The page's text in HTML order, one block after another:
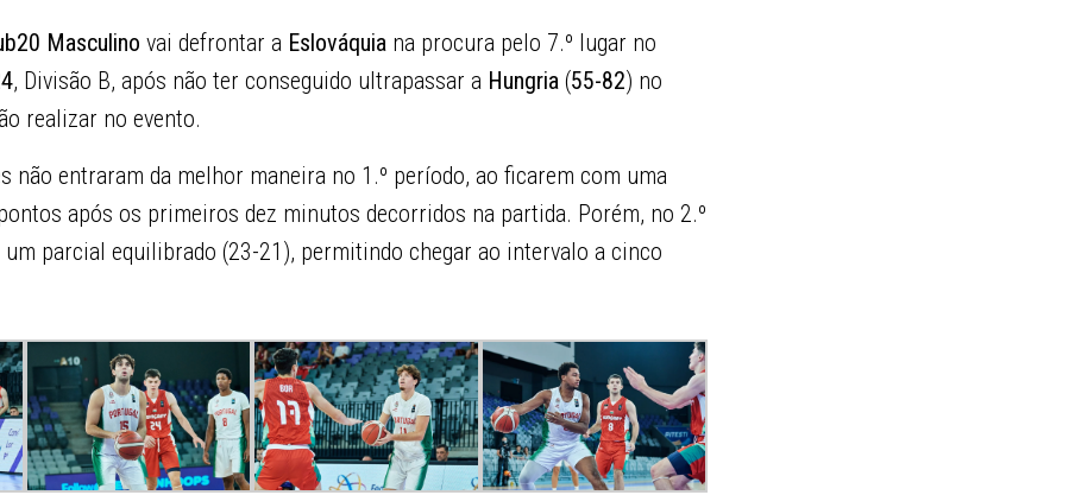
Masculino vai defrontar a Eslováquia na procura pelo 7.º lugar no
, Divisão B, após não ter conseguido ultrapassar a Hungria (55-82) no
realizar no evento.
não entraram da melhor maneira no 1.º período, ao ficarem com uma
após os primeiros dez minutos decorridos na partida. Porém, no 2.º
parcial equilibrado (23-21), permitindo chegar ao intervalo a cinco